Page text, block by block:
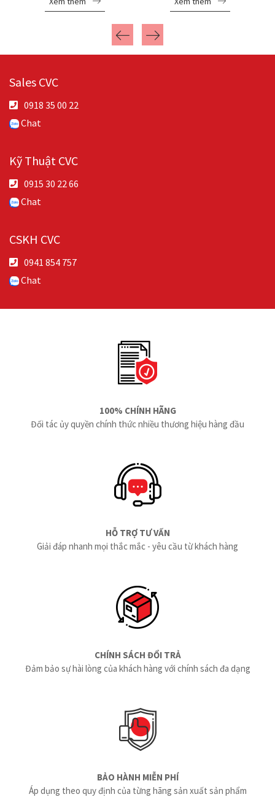
Sales CVC
0918 35 00 22
Chat
Kỹ Thuật CVC
0915 30 22 66
Chat
CSKH CVC
0941 854 757
Chat
100% CHÍNH HÃNG
Đối tác ủy quyền chính thức nhiều thương hiệu hàng đầu
HỖ TRỢ TƯ VẤN
Giải đáp nhanh mọi thắc mắc - yêu cầu từ khách hàng
CHÍNH SÁCH ĐỔI TRẢ
Đảm bảo sự hài lòng của khách hàng với chính sách đa dạng
BẢO HÀNH MIỄN PHÍ
Áp dụng theo quy định của từng hãng sản xuất sản phẩm